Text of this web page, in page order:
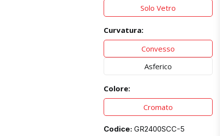
Solo Vetro
Curvatura:
Convesso
Asferico
Colore:
Cromato
Codice: GR2400SCC-5